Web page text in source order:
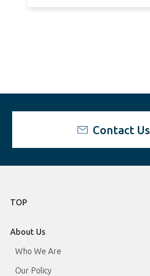
Contact Us
TOP
About Us
Who We Are
Our Policy